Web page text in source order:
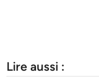
Lire aussi :